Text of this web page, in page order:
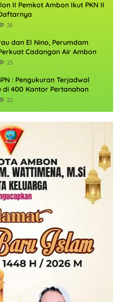
II Pemkot Ambon Ikut PKN II
26
dan El Nino, Perumdam
Cadangan Air Ambon
25
: Pengukuran Terjadwal
di 400 Kantor Pertanahan
22